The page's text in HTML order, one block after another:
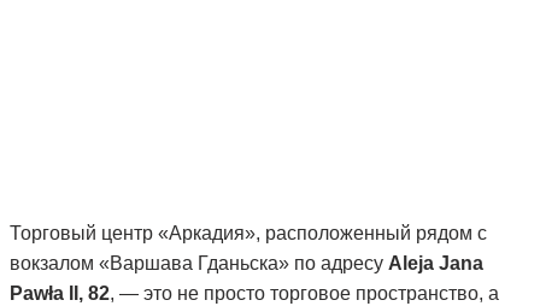
Торговый центр «Аркадия», расположенный рядом с
вокзалом «Варшава Гданьска» по адресу Aleja Jana
Pawła II, 82, — это не просто торговое пространство, а